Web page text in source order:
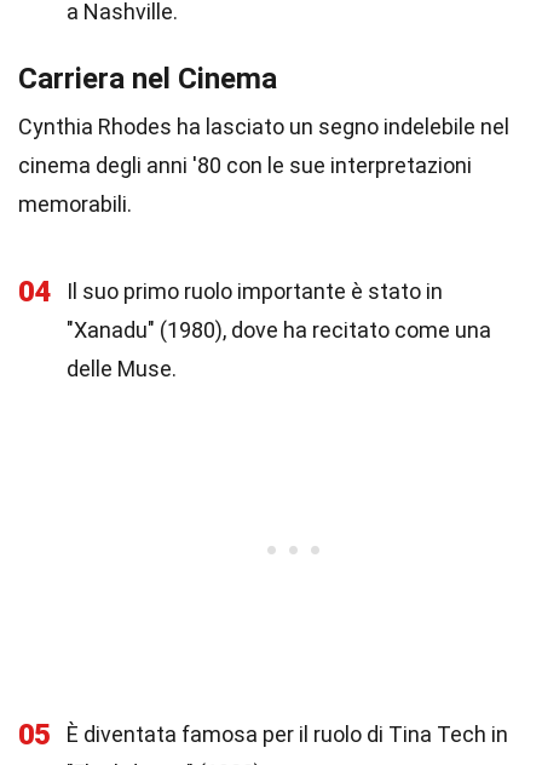
a Nashville.
Carriera nel Cinema
Cynthia Rhodes ha lasciato un segno indelebile nel
cinema degli anni '80 con le sue interpretazioni
memorabili.
04
Il suo primo ruolo importante è stato in
"Xanadu" (1980), dove ha recitato come una
delle Muse.
05
È diventata famosa per il ruolo di Tina Tech in